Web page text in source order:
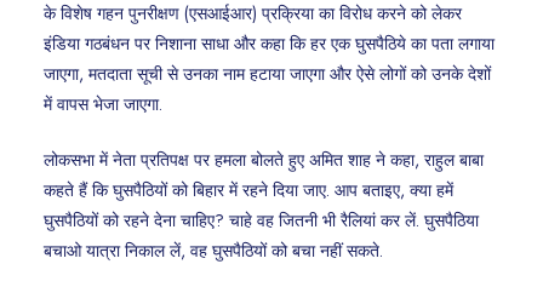
के विशेष गहन पुनरीक्षण (एसआईआर) प्रक्रिया का विरोध करने को लेकर
इंडिया गठबंधन पर निशाना साधा और कहा कि हर एक घुसपैठिये का पता लगाया
जाएगा, मतदाता सूची से उनका नाम हटाया जाएगा और ऐसे लोगों को उनके देशों
में वापस भेजा जाएगा.
लोकसभा में नेता प्रतिपक्ष पर हमला बोलते हुए अमित शाह ने कहा, राहुल बाबा
कहते हैं कि घुसपैठियों को बिहार में रहने दिया जाए. आप बताइए, क्या हमें
घुसपैठियों को रहने देना चाहिए? चाहे वह जितनी भी रैलियां कर लें. घुसपैठिया
बचाओ यात्रा निकाल लें, वह घुसपैठियों को बचा नहीं सकते.